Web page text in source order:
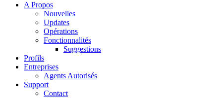
A Propos
Nouvelles
Updates
Opérations
Fonctionnalités
Suggestions
Profils
Entreprises
Agents Autorisés
Support
Contact